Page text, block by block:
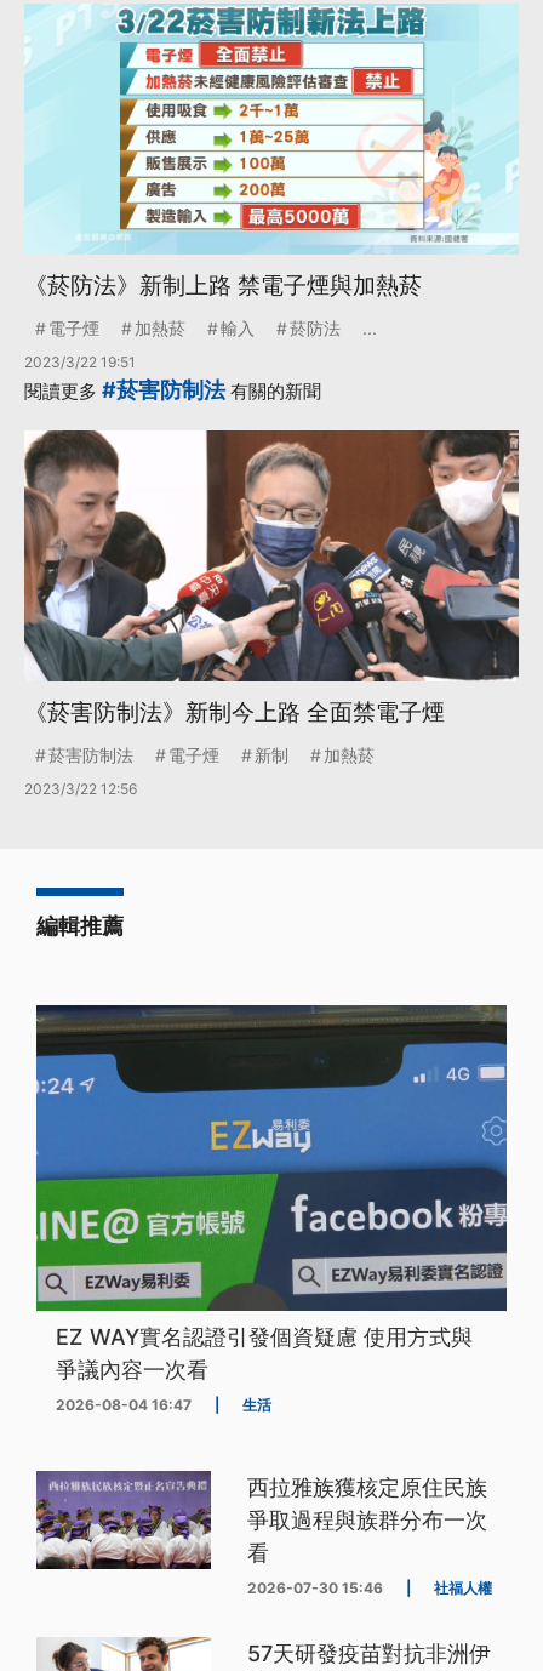
《菸防法》新制上路 禁電子煙與加熱菸
電子煙 加熱菸 輸入 菸防法 ...
2023/3/22 19:51
閱讀更多 #菸害防制法有關的新聞
《菸害防制法》新制今上路 全面禁電子煙
菸害防制法 電子煙 新制 加熱菸
2023/3/22 12:56
編輯推薦
EZ WAY實名認證引發個資疑慮 使用方式與
爭議內容一次看
2026-08-04 16:47 生活
西拉雅族獲核定原住民族
爭取過程與族群分布一次
看
2026-07-30 15:46 社福人權
57天研發疫苗對抗非洲伊